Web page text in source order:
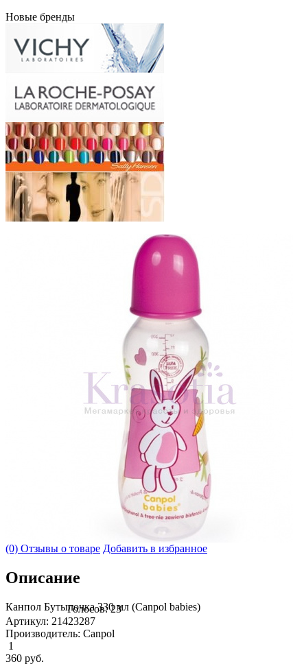
Новые бренды
(0) Отзывы о товаре Добавить в избранное
Описание
Канпол Бутылочка 330 мл (Canpol babies)
Голосов: 23
Артикул: 21423287
Производитель: Canpol
1
360 руб.